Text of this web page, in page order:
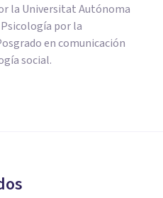
la Universitat Autónoma
por la
en comunicación
social.
en cuenta